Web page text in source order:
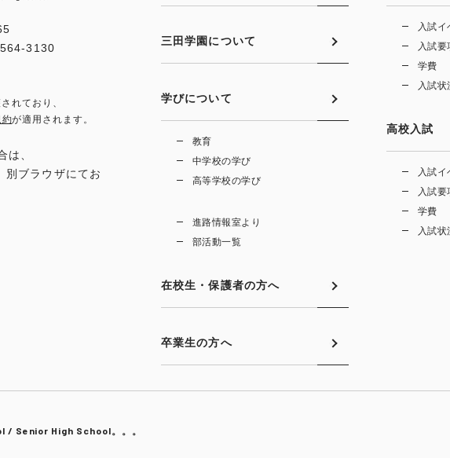
3130
れており、
約が適用されます。
は、
別ブラウザにてお
三田学園について
学びについて
教育
中学校の学び
高等学校の学び
進路情報室より
部活動一覧
在校生・保護者の方へ
卒業生の方へ
入試イ
入試要
学費
入試
高校入試
入試イ
入試要
学費
入試
/ Senior High School。。。